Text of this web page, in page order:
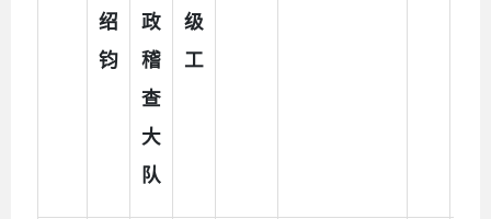
绍
钧
政
稽
查
大
队
级
工